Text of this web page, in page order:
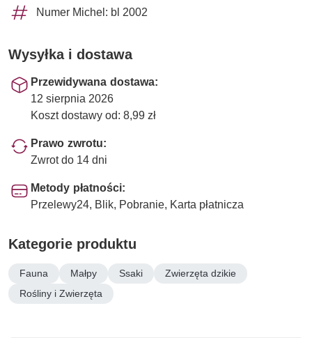
Numer Michel: bl 2002
Wysyłka i dostawa
Przewidywana dostawa:
12 sierpnia 2026
Koszt dostawy od: 8,99 zł
Prawo zwrotu:
Zwrot do 14 dni
Metody płatności:
Przelewy24, Blik, Pobranie, Karta płatnicza
Kategorie produktu
Fauna Małpy Ssaki
Zwierzęta dzikie
Rośliny i Zwierzęta